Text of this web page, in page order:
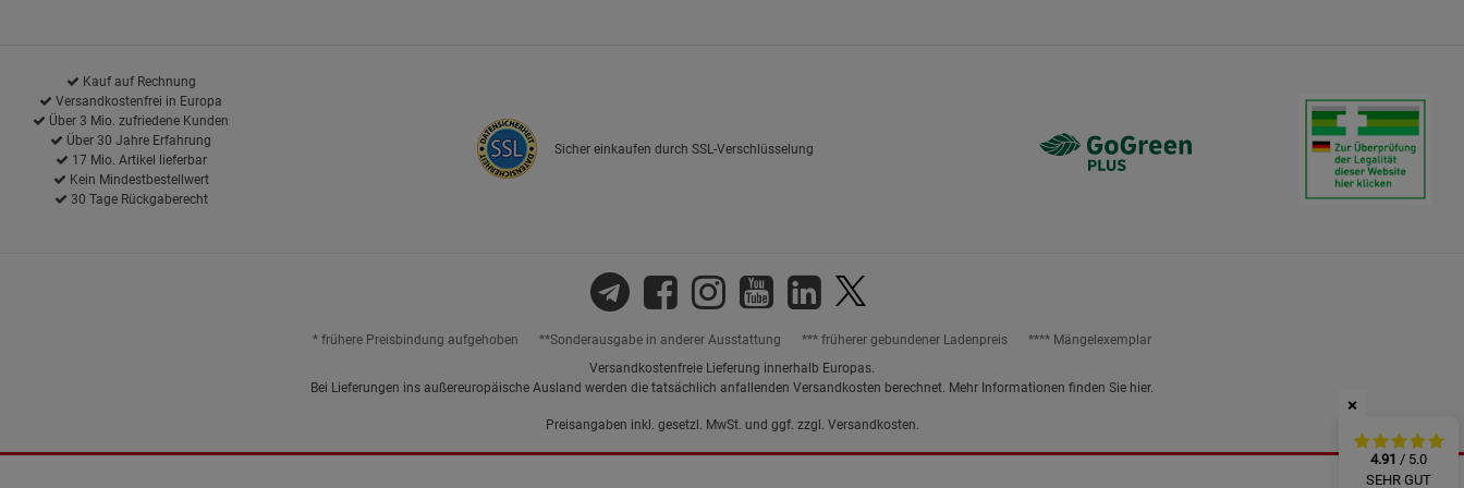
×
4.91 / 5.0
SEHR GUT
Kauf auf Rechnung
Versandkostenfrei in Europa
Über 3 Mio. zufriedene Kunden
Über 30 Jahre Erfahrung
17 Mio. Artikel lieferbar
Kein Mindestbestellwert
30 Tage Rückgaberecht
Sicher einkaufen durch SSL-Verschlüsselung
* frühere Preisbindung aufgehoben **Sonderausgabe in anderer Ausstattung *** früherer gebundener Ladenpreis
**** Mängelexemplar
Versandkostenfreie Lieferung innerhalb Europas.
Bei Lieferungen ins außereuropäische Ausland werden die tatsächlich anfallenden Versandkosten berechnet. Mehr Informationen finden Sie hier.
Preisangaben inkl. gesetzl. MwSt. und ggf. zzgl. Versandkosten.